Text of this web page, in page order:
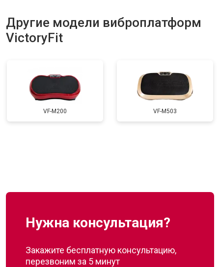
Другие модели виброплатформ
VictoryFit
VF-M200 VF-M503
Нужна консультация?
Закажите бесплатную консультацию,
перезвоним за 5 минут